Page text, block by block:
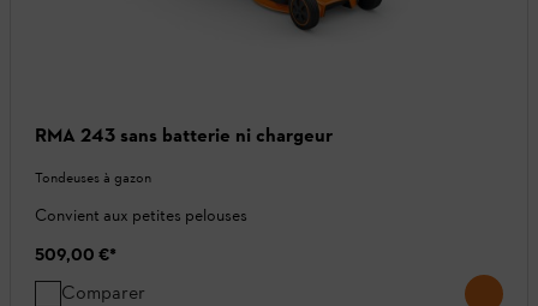
RMA 243 sans batterie ni chargeur
Tondeuses à gazon
Convient aux petites pelouses
509,00 €*
Comparer